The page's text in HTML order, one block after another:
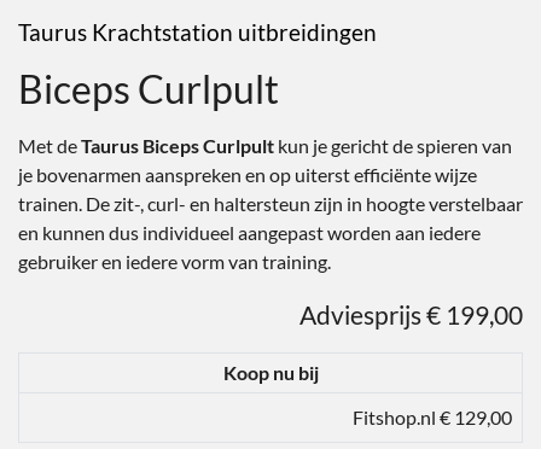
Taurus Krachtstation uitbreidingen
Biceps Curlpult
Met deTaurus Biceps Curlpult kun je gericht de spieren van
je bovenarmen aanspreken en op uiterst efficiënte wijze
trainen. De zit-, curl- en haltersteun zijn in hoogte verstelbaar
en kunnen dus individueel aangepast worden aan iedere
gebruiker en iedere vorm van training.
Adviesprijs € 199,00
Koop nu bij
Fitshop.nl € 129,00